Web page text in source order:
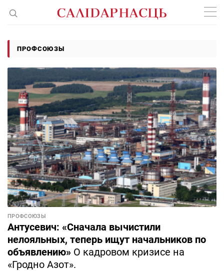
ПРОФСОЮЗЫ
ПРОФСОЮЗЫ
Антусевич: «Сначала вычистили
нелояльных, теперь ищут начальников по
объявлению» О кадровом кризисе на
«Гродно Азот».